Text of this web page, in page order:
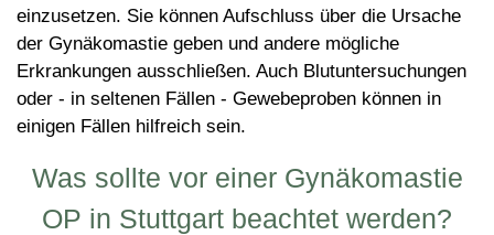
einzusetzen. Sie können Aufschluss über die Ursache
der Gynäkomastie geben und andere mögliche
Erkrankungen ausschließen. Auch Blutuntersuchungen
oder - in seltenen Fällen - Gewebeproben können in
einigen Fällen hilfreich sein.
Was sollte vor einer Gynäkomastie
OP in Stuttgart beachtet werden?